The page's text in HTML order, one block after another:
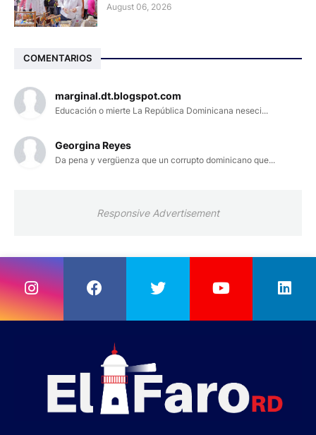
August 06, 2026
COMENTARIOS
marginal.dt.blogspot.com
Educación o mierte La República Dominicana neseci...
Georgina Reyes
Da pena y vergüenza que un corrupto dominicano que...
Responsive Advertisement